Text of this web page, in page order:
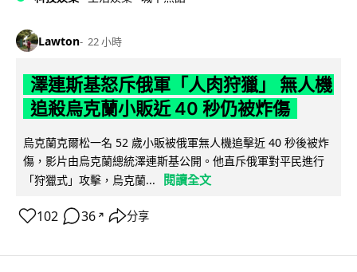
Lawton 22 小時
澤連斯基怒斥俄軍「人肉狩獵」 無人機
追殺烏克蘭小販近 40 秒仍被炸傷
烏克蘭克爾松一名 52 歲小販被俄軍無人機追擊近 40 秒後被炸
傷，影片由烏克蘭總統澤連斯基公開。他直斥俄軍對平民進行
「狩獵式」攻擊，烏克蘭...
閱讀全文
102 36 ↗ 分享